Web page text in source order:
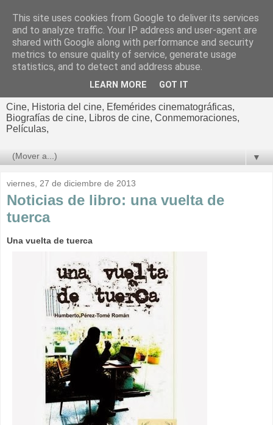
El cultural
cinematográfico de Jorge
Cine, Historia del cine, Efemérides cinematográficas,
Biografías de cine, Libros de cine, Conmemoraciones,
Películas,
▼
viernes, 27 de diciembre de 2013
Noticias de libro: una vuelta de
tuerca
Una vuelta de tuerca
This site uses cookies from Google to deliver its services
and to analyze traffic. Your IP address and user-agent are
shared with Google along with performance and security
metrics to ensure quality of service, generate usage
statistics, and to detect and address abuse.
LEARN MORE GOT IT